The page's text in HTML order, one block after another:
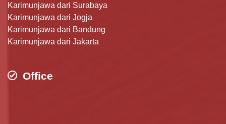
Karimunjawa dari Surabaya
Karimunjawa dari Jogja
Karimunjawa dari Bandung
Karimunjawa dari Jakarta
Office